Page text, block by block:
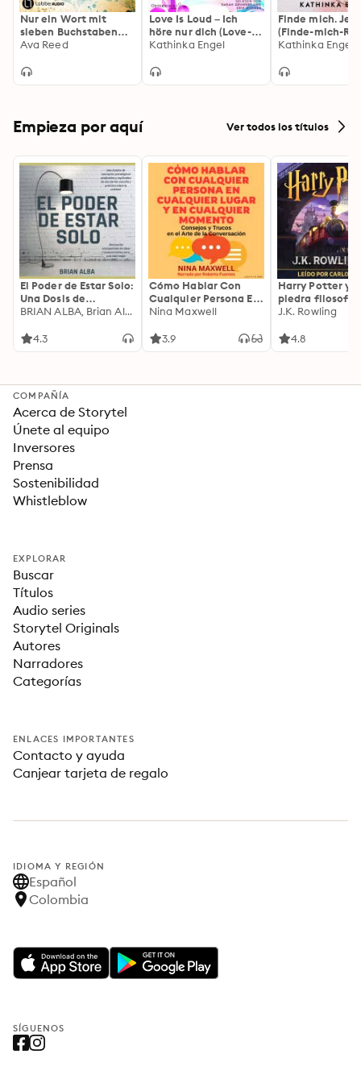
Nur ein Wort mit
sieben Buchstaben
(Ungekürzt)
Ava Reed
Love Is Loud – Ich
höre nur dich (Love-Is-
Reihe 1)
Kathinka Engel
Finde mich.
(Finde-mich-
Kathinka Engel
Empieza por aquí Ver todos los títulos
El Poder de Estar Solo:
Una Dosis de
Motivación
Ideas Revolucionarias
BRIAN ALBA, Brian Alba
4.3
Cómo Hablar Con
Cualquier Persona En
Cualquier Lugar Y En
Nina Maxwell
3.9
Harry Potter y
piedra filosofal
J.K. Rowling
4.8
COMPAÑÍA
Acerca de Storytel
Únete al equipo
Inversores
Prensa
Sostenibilidad
Whistleblow
EXPLORAR
Buscar
Títulos
Audio series
Storytel Originals
Autores
Narradores
Categorías
ENLACES IMPORTANTES
Contacto y ayuda
Canjear tarjeta de regalo
IDIOMA Y REGIÓN
Español
Colombia
SÍGUENOS